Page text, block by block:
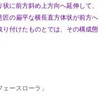
に前方斜め上方向へ延伸して、
匠の扁平な横長直方体状が前方へ
付けたものとでは、その構成態
ースローラ」